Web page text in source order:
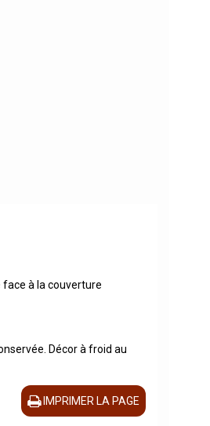
face à la couverture
Décor à froid au
IMPRIMER LA PAGE